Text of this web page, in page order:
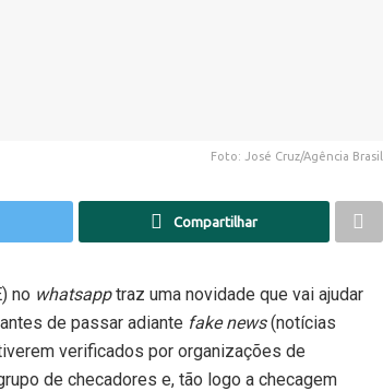
Foto: José Cruz/Agência Brasil
Compartilhar
no whatsapptraz uma novidade que vai ajudar
de passar adiante fake news(notícias
verificados por organizações de
de checadores e, tão logo a checagem